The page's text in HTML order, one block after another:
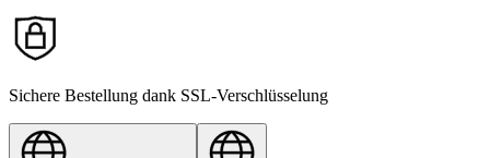
Sichere Bestellung dank SSL-Verschlüsselung